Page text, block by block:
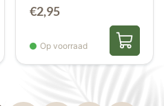
€2,95
Op voorraad